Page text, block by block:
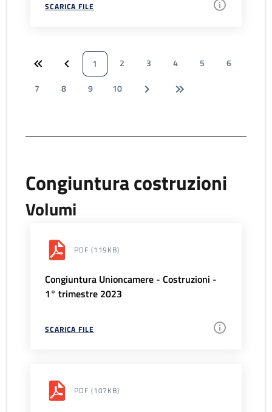
SCARICA FILE
1 2 3 4 5
6
7
8 9 10
Congiuntura costruzioni
Volumi
PDF (119KB)
Congiuntura Unioncamere - Costruzioni -
1° trimestre 2023
SCARICA FILE
PDF (107KB)